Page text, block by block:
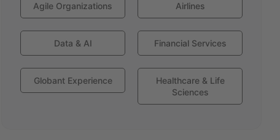
Agile Organizations Airlines
Data & AI Financial Services
Globant Experience
Healthcare & Life
Sciences